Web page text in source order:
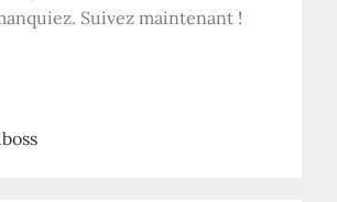
Suivez maintenant !